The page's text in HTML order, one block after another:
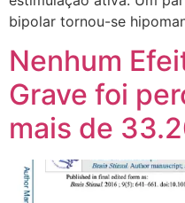
bipolar tornou-se
Nenhum
Grave foi
mais de